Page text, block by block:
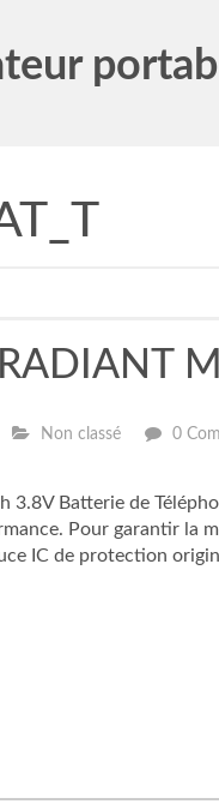
Non classé 0
3.8V Batterie de
Pour garantir la
IC de protection